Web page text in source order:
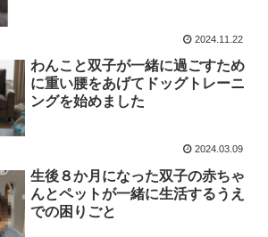
2024.11.22
わんこと双子が一緒に過ごすため
に重い腰をあげてドッグトレーニ
ングを始めました
2024.03.09
生後８か月になった双子の赤ちゃ
んとペットが一緒に生活するうえ
での困りごと